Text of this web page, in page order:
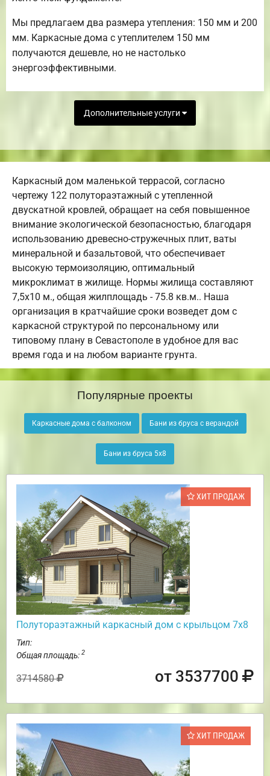
Мы предлагаем два размера утепления: 150 мм и 200
мм. Каркасные дома с утеплителем 150 мм
получаются дешевле, но не настолько
энергоэффективными.
Дополнительные услуги
Каркасный дом маленькой террасой, согласно
чертежу 122 полутораэтажный с утепленной
двускатной кровлей, обращает на себя повышенное
внимание экологической безопасностью, благодаря
использованию древесно-стружечных плит, ваты
минеральной и базальтовой, что обеспечивает
высокую термоизоляцию, оптимальный
микроклимат в жилище. Нормы жилища составляют
7,5х10 м., общая жилплощадь - 75.8 кв.м.. Наша
организация в кратчайшие сроки возведет дом с
каркасной структурой по персональному или
типовому плану в Севастополе в удобное для вас
время года и на любом варианте грунта.
Популярные проекты
Каркасные дома с балконом Бани из бруса с верандой
Бани из бруса 5х8
ХИТ ПРОДАЖ
Полутораэтажный каркасный дом с крыльцом 7х8
Тип:
Общая площадь: 2
3714580 от 3537700
ХИТ ПРОДАЖ